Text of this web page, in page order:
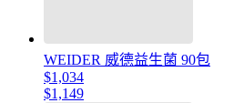
WEIDER 威德益生菌 90包
$1,034
$1,149